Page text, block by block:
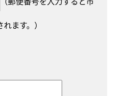
ます。）